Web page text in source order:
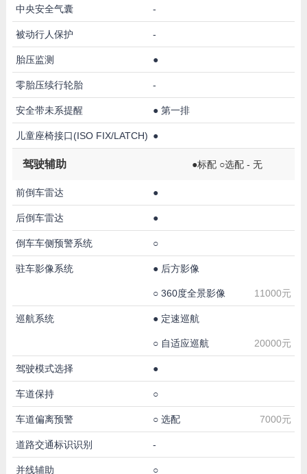
中央安全气囊 -
被动行人保护 -
胎压监测 ●
零胎压续行轮胎 -
安全带未系提醒 ● 第一排
儿童座椅接口(ISO FIX/LATCH) ●
驾驶辅助 ●标配 ○选配 - 无
前倒车雷达 ●
后倒车雷达 ●
倒车车侧预警系统 ○
驻车影像系统 ● 后方影像
○ 360度全景影像 11000元
巡航系统 ● 定速巡航
○ 自适应巡航 20000元
驾驶模式选择 ●
车道保持 ○
车道偏离预警 ○ 选配 7000元
道路交通标识识别 -
并线辅助 ○